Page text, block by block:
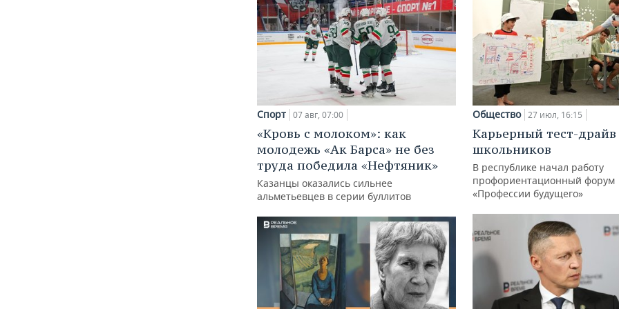
Спорт 07 авг, 07:00
«Кровь с молоком»: как
молодежь «Ак Барса» не без
труда победила «Нефтяник»
Казанцы оказались сильнее
альметьевцев в серии буллитов
Общество 27 июл, 16:15
Карьерный тест-драйв
школьников
В республике начал работу
профориентационный форум
«Профессии будущего»